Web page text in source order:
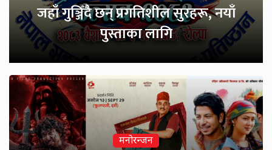
जहाँ गुञ्जिँदै छन् प्रगतिशील सुरहरू, नयाँ
पुस्ताका लागि
मनोरन्जन